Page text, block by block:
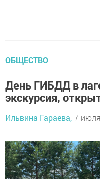
ОБЩЕСТВО
День ГИБДД в
экскурсия,
Ильвина Гараева, 7